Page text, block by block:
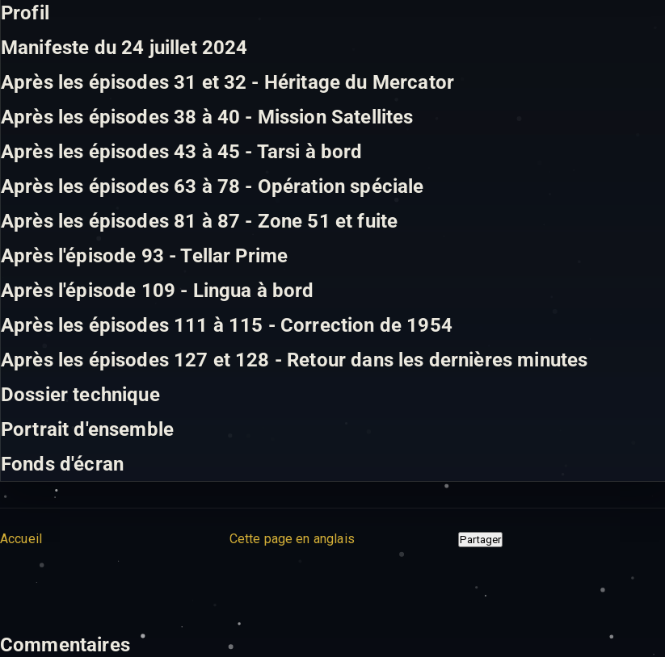
Profil
Manifeste du 24 juillet 2024
Après les épisodes 31 et 32 - Héritage du Mercator
Après les épisodes 38 à 40 - Mission Satellites
Après les épisodes 43 à 45 - Tarsi à bord
Après les épisodes 63 à 78 - Opération spéciale
Après les épisodes 81 à 87 - Zone 51 et fuite
Après l'épisode 93 - Tellar Prime
Après l'épisode 109 - Lingua à bord
Après les épisodes 111 à 115 - Correction de 1954
Après les épisodes 127 et 128 - Retour dans les dernières minutes
Dossier technique
Portrait d'ensemble
Fonds d'écran
Accueil Cette page en anglais Partager
Commentaires